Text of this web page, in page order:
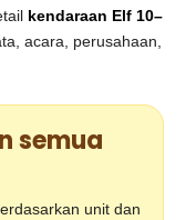
kendaraan Elf 10–
acara, perusahaan,
semua
unit dan